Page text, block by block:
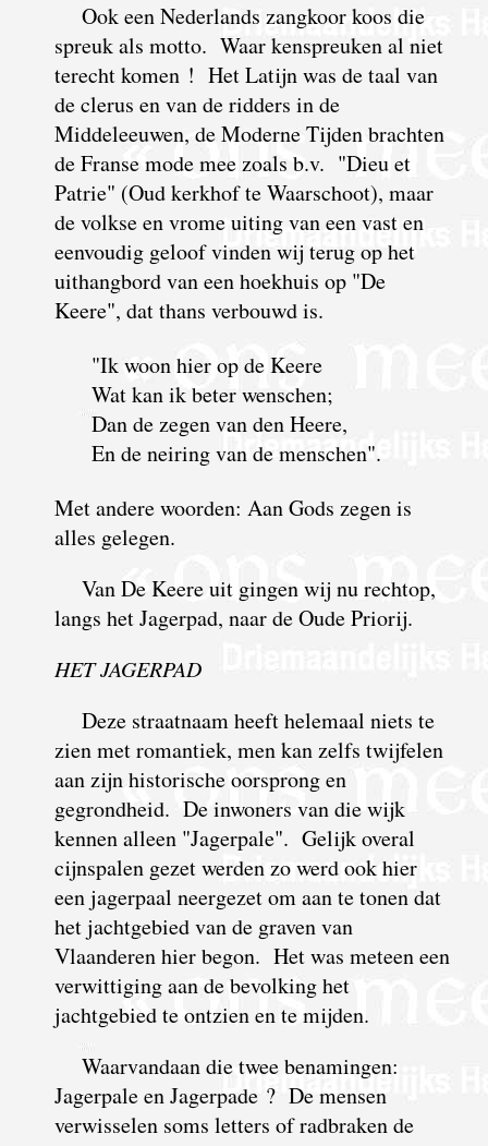
Ook een Nederlands zangkoor koos die
spreuk als motto. Waar kenspreuken al niet
terecht komen ! Het Latijn was de taal van
de clerus en van de ridders in de
Middeleeuwen, de Moderne Tijdenbrachten
de Franse mode mee zoals b.v. "Dieu et
Patrie" (Oud kerkhof te Waarschoot), maar
de volkse en vrome uiting van een vast en
eenvoudig geloof vinden wij terug op het
uithangbord van een hoekhuis op "De
Keere", dat thans verbouwd is.
"Ik woon hier op de Keere
Wat kan ik beter wenschen;
Dan de zegen van den Heere,
En de neiring van de menschen".
Met andere woorden: Aan Gods zegen is
alles gelegen.
Van De Keere uit gingen wij nu rechtop,
langs het Jagerpad, naar de Oude Priorij.
HET JAGERPAD
Deze straatnaam heeft helemaal niets te
zien met romantiek, men kan zelfs twijfelen
aan zijn historische oorsprong en
gegrondheid. De inwoners van die wijk
kennen alleen "Jagerpale". Gelijk overal
cijnspalen gezet werden zo werd ook hier
een jagerpaal neergezet om aan te tonen dat
het jachtgebied van de graven van
Vlaanderen hier begon. Het was meteen een
verwittiging aan de bevolking het
jachtgebied te ontzien en te mijden.
Waarvandaan die twee benamingen:
Jagerpale en Jagerpade ? De mensen
verwisselen soms letters of radbraken de